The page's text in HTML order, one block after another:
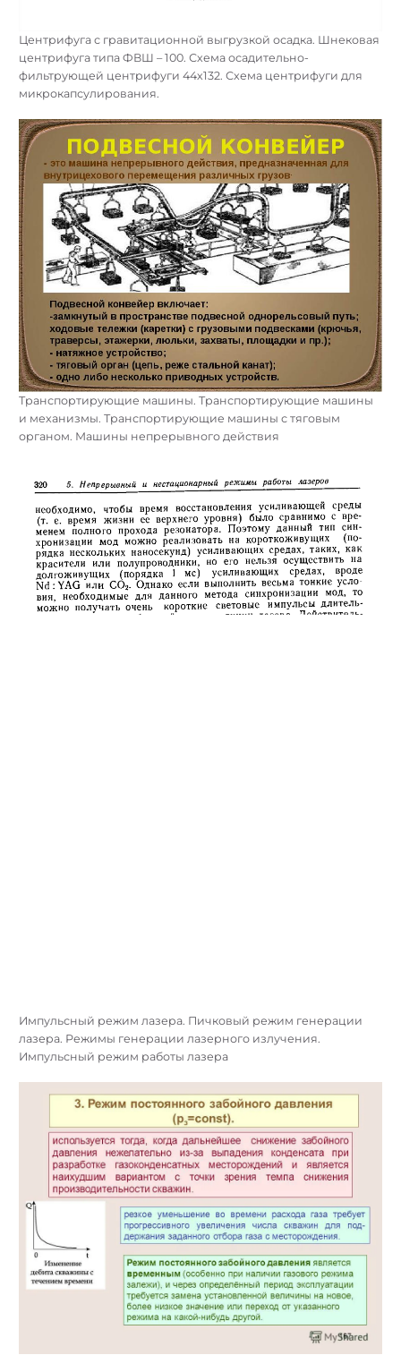
Центрифуга с гравитационной выгрузкой осадка. Шнековая
центрифуга типа ФВШ – 100. Схема осадительно-
фильтрующей центрифуги 44х132. Схема центрифуги для
микрокапсулирования.
Транспортирующие машины. Транспортирующие машины
и механизмы. Транспортирующие машины с тяговым
органом. Машины непрерывного действия
Импульсный режим лазера. Пичковый режим генерации
лазера. Режимы генерации лазерного излучения.
Импульсный режим работы лазера